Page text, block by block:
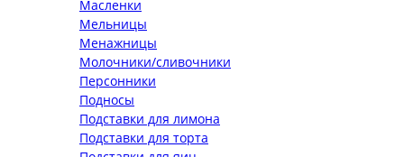
Масленки
Мельницы
Менажницы
Молочники/сливочники
Персонники
Подносы
Подставки для лимона
Подставки для торта